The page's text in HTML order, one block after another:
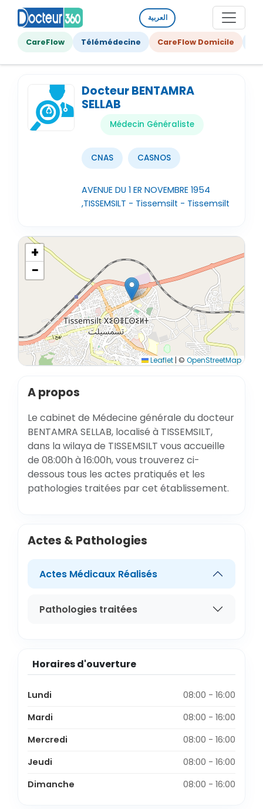
العربية
CareFlow Télémédecine CareFlow Domicile
Docteur BENTAMRA
SELLAB
Médecin Généraliste
CNAS CASNOS
AVENUE DU 1 ER NOVEMBRE 1954
,TISSEMSILT - Tissemsilt - Tissemsilt
+
−
Leaflet | © OpenStreetMap
A propos
Le cabinet de Médecine générale du docteur
BENTAMRA SELLAB, localisé à TISSEMSILT,
dans la wilaya de TISSEMSILT vous accueille
de 08:00h à 16:00h, vous trouverez ci-
dessous tous les actes pratiqués et les
pathologies traitées par cet établissement.
Actes & Pathologies
Actes Médicaux Réalisés
Pathologies traitées
Horaires d'ouverture
Lundi
08:00 - 16:00
Mardi
08:00 - 16:00
Mercredi
08:00 - 16:00
Jeudi
08:00 - 16:00
Dimanche
08:00 - 16:00